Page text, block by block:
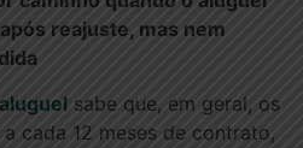
reajuste, mas nem
aluguel sabe que, em geral, os
cada 12 meses de contrato,